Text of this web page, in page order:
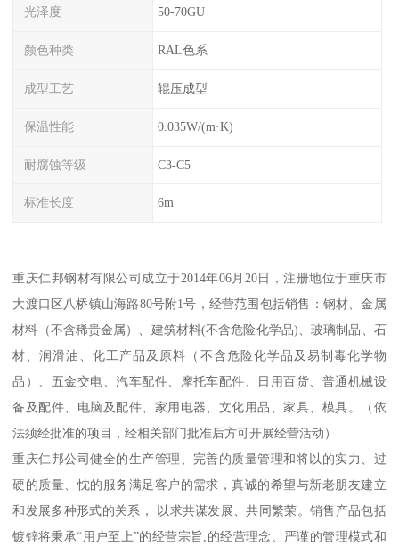
光泽度 50-70GU
颜色种类 RAL色系
成型工艺 辊压成型
保温性能 0.035W/(m·K)
耐腐蚀等级 C3-C5
标准长度 6m
重庆仁邦钢材有限公司成立于2014年06月20日，注册地位于重庆市
大渡口区八桥镇山海路80号附1号，经营范围包括销售：钢材、金属
材料（不含稀贵金属）、建筑材料(不含危险化学品)、玻璃制品、石
材、润滑油、化工产品及原料（不含危险化学品及易制毒化学物
品）、五金交电、汽车配件、摩托车配件、日用百货、普通机械设
备及配件、电脑及配件、家用电器、文化用品、家具、模具。（依
法须经批准的项目，经相关部门批准后方可开展经营活动）
重庆仁邦公司健全的生产管理、完善的质量管理和将以的实力、过
硬的质量、忱的服务满足客户的需求，真诚的希望与新老朋友建立
和发展多种形式的关系， 以求共谋发展、共同繁荣。销售产品包括
镀锌将秉承“用户至上”的经营宗旨,的经营理念、严谨的管理模式和